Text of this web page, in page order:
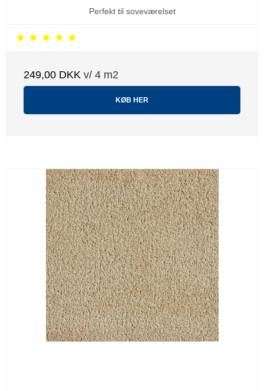
Perfekt til soveværelset
249,00 DKK v/ 4 m2
KØB HER